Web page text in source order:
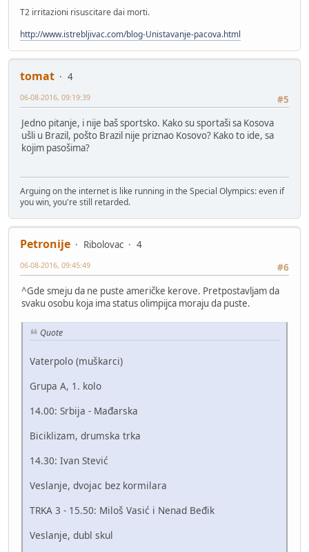
T2 irritazioni risuscitare dai morti.
http://www.istrebljivac.com/blog-Unistavanje-pacova.html
tomat
4
#5
06-08-2016, 09:19:39
Jedno pitanje, i nije baš sportsko. Kako su sportaši sa Kosova
ušli u Brazil, pošto Brazil nije priznao Kosovo? Kako to ide, sa
kojim pasošima?
Arguing on the internet is like running in the Special Olympics: even if
you win, you're still retarded.
Petronije Ribolovac
4
#6
06-08-2016, 09:45:49
^Gde smeju da ne puste američke kerove. Pretpostavljam da
svaku osobu koja ima status olimpijca moraju da puste.
Quote
Vaterpolo (muškarci)
Grupa A, 1. kolo
14.00: Srbija - Mađarska
Biciklizam, drumska trka
14.30: Ivan Stević
Veslanje, dvojac bez kormilara
TRKA 3 - 15.50: Miloš Vasić i Nenad Beđik
Veslanje, dubl skul